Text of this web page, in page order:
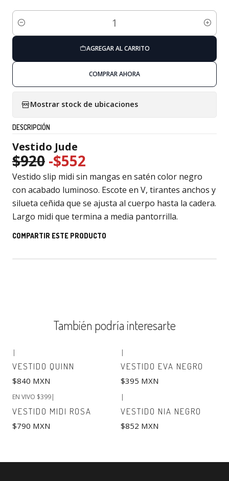
Cantidad
AGREGAR AL CARRITO
COMPRAR AHORA
Mostrar stock de ubicaciones
DESCRIPCIÓN
Vestido Jude
$920 -$552
Vestido slip midi sin mangas en satén color negro
con acabado luminoso. Escote en V, tirantes anchos y
silueta ceñida que se ajusta al cuerpo hasta la cadera.
Largo midi que termina a media pantorrilla.
COMPARTIR ESTE PRODUCTO
También podría interesarte
|
VESTIDO QUINN
$840 MXN
|
VESTIDO EVA NEGRO
$395 MXN
EN VIVO $399|
VESTIDO MIDI ROSA
$790 MXN
|
VESTIDO NIA NEGRO
$852 MXN